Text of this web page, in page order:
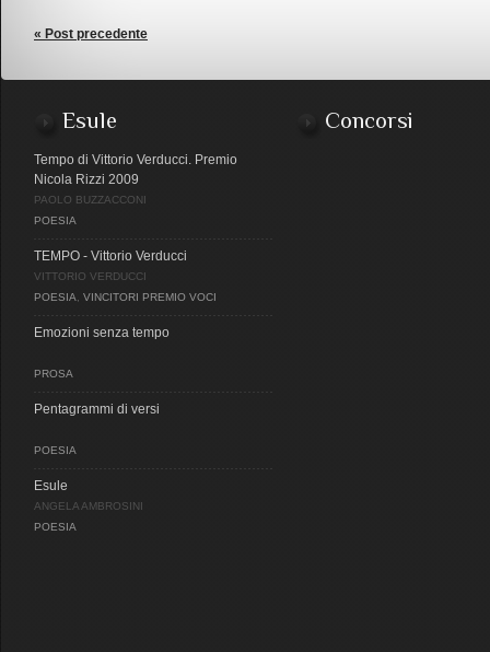
« Post precedente
Esule
Tempo di Vittorio Verducci. Premio
Nicola Rizzi 2009
PAOLO BUZZACCONI
POESIA
TEMPO - Vittorio Verducci
VITTORIO VERDUCCI
POESIA
VINCITORI PREMIO VOCI
Emozioni senza tempo
PROSA
Pentagrammi di versi
POESIA
Esule
ANGELA AMBROSINI
POESIA
Concorsi